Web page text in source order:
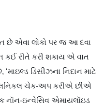
એવા લોકો પર જ આ દવા
રીતે કરી શકાય એ વાત
ડિસીઝના નિદાન માટે
ચેક-અપ કરીએ છીએ
ઇન્વેસિવ એમાયલૉઇડ